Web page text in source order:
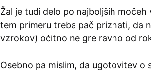
Žal je tudi delo po najboljših
tem primeru treba pač priznati, da
vzrokov) očitno ne gre ravno od
Osebno pa mislim, da ugotovitev o